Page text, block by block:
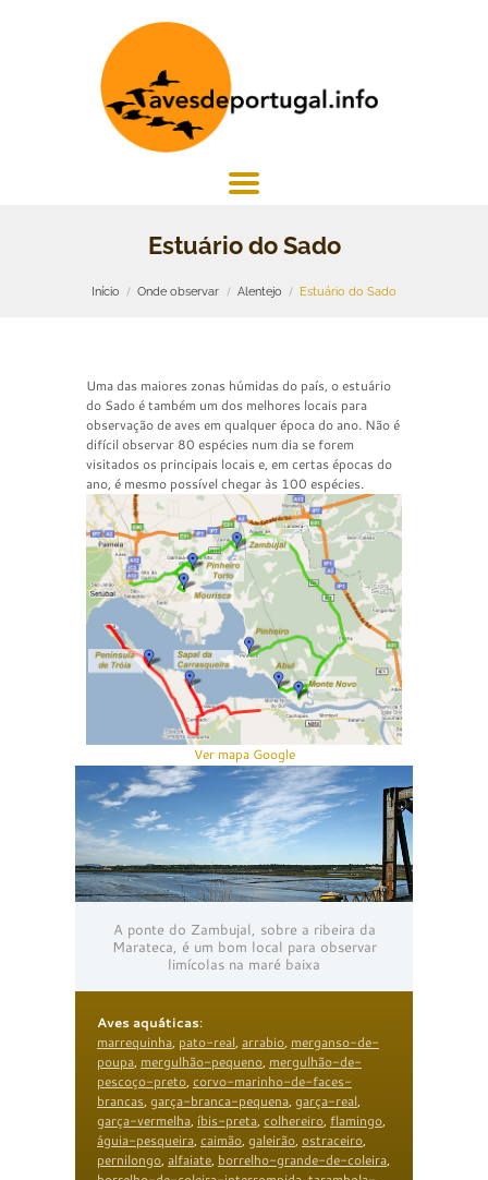
Estuário do Sado
Início Onde observar Alentejo Estuário do Sado
Uma das maiores zonas húmidas do país, o estuário
do Sado é também um dos melhores locais para
observação de aves em qualquer época do ano. Não é
difícil observar 80 espécies num dia se forem
visitados os principais locais e, em certas épocas do
ano, é mesmo possível chegar às 100 espécies.
Ver mapa Google
A ponte do Zambujal, sobre a ribeira da
Marateca, é um bom local para observar
limícolas na maré baixa
Aves aquáticas:
marrequinha, pato-real, arrabio, merganso-de-
poupa, mergulhão-pequeno, mergulhão-de-
pescoço-preto, corvo-marinho-de-faces-
brancas, garça-branca-pequena, garça-real,
garça-vermelha, íbis-preta, colhereiro, flamingo,
águia-pesqueira, caimão, galeirão, ostraceiro,
pernilongo, alfaiate, borrelho-grande-de-coleira,